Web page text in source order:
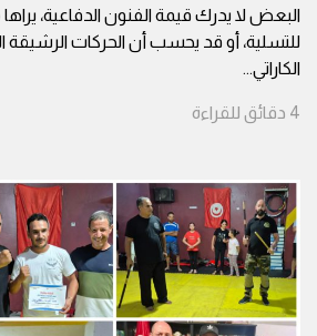
البعض لا يدرك قيمة الفنون الدفاعية،
للتسلية، أو قد يحسب أن الحركات الرشيقة
الكاراتي...
4 دقائق للقراءة